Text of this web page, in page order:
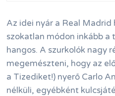
Az idei nyár a Real
szokatlan módon inkább
hangos. A szurkolók nagy
megemészteni, hogy az
a Tizediket!) nyerő Carlo
nélküli, egyébként